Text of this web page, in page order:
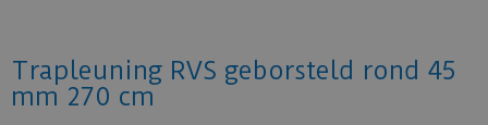
Trapleuning RVS geborsteld rond 45
mm 270 cm